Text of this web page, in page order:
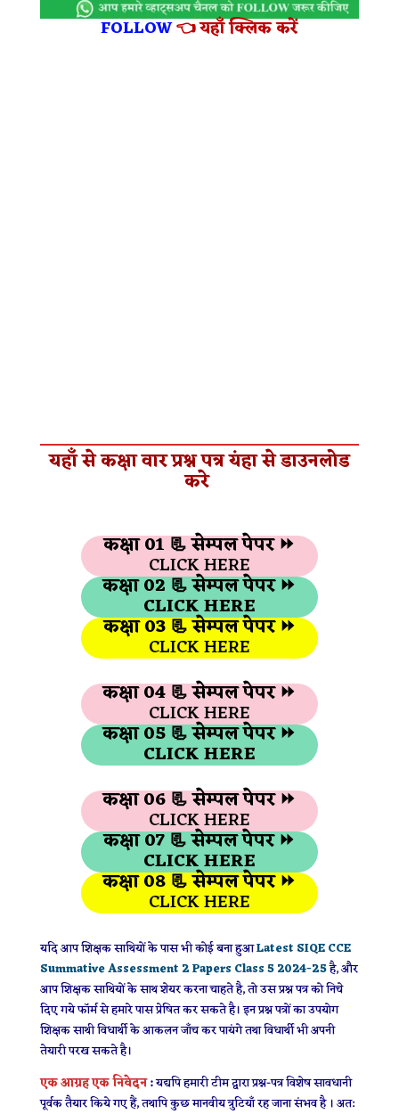
FOLLOW👈 यहाँ क्लिक करें
यहाँ से कक्षा वार प्रश्न पत्र यंहा से डाउनलोड
करे
कक्षा 01 📃सेम्पल पेपर ⏩
CLICK HERE
कक्षा 02 📃 सेम्पल पेपर ⏩
CLICK HERE
कक्षा 03 📃सेम्पल पेपर ⏩
CLICK HERE
कक्षा 04 📃सेम्पल पेपर ⏩
CLICK HERE
कक्षा 05 📃 सेम्पल पेपर ⏩
CLICK HERE
कक्षा 06 📃सेम्पल पेपर ⏩
CLICK HERE
कक्षा 07 📃 सेम्पल पेपर ⏩
CLICK HERE
कक्षा 08 📃सेम्पल पेपर ⏩
CLICK HERE
यदि आप शिक्षक साथियों के पास भी कोई बना हुआLatest SIQE CCE
Summative Assessment 2 Papers Class 52024-25है, और
आप शिक्षक साथियों के साथ शेयर करना चाहते है, तो उस प्रश्न पत्र को निचे
दिए गये फॉर्म से हमारे पास प्रेषित कर सकते है। इन प्रश्न पत्रों का उपयोग
शिक्षक साथी विधार्थी के आकलन जाँच कर पायंगे तथा विधार्थी भी अपनी
तेयारी परख सकते है।
एक आग्रह एक निवेदन:यद्यपि हमारी टीम द्वारा प्रश्न-पत्र विशेष सावधानी
पूर्वक तैयार किये गए हैं, तथापि कुछ मानवीय त्रुटियाँ रह जाना संभव है । अत: